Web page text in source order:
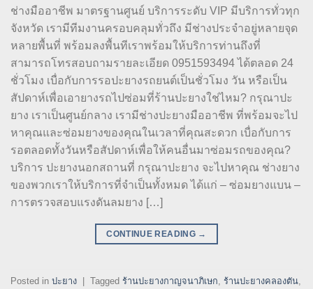
ช่างมืออาชีพ มาตรฐานศูนย์ บริการระดับ VIP มีบริการทั่วทุก
จังหวัด เรามีทีมงานครอบคลุมทั่วถึง มีช่างประจำอยู่หลายจุด
หลายพื้นที่ พร้อมลงพื้นทีเราพร้อมให้บริการท่านถึงที่
สามารถโทรสอบถามรายละเอียด 0951593494 ได้ตลอด 24
ชั่วโมง เบื่อกับการรอปะยางรถยนต์เป็นชั่วโมง วัน หรือเป็น
สัปดาห์เพื่อเอายางรถไปซ่อมที่ร้านปะยางใช่ไหม? กรุณาปะ
ยาง เราเป็นศูนย์กลาง เรามีช่างปะยางมืออาชีพ ที่พร้อมจะไป
หาคุณและซ่อมยางของคุณในเวลาที่คุณสะดวก เบื่อกับการ
รอตลอดทั้งวันหรือสัปดาห์เพื่อให้คนอื่นมาซ่อมรถของคุณ?
บริการ ปะยางนอกสถานที่ กรุณาปะยาง จะไปหาคุณ ช่างยาง
ของพวกเราให้บริการที่จำเป็นทั้งหมด ได้แก่ – ซ่อมยางแบน –
การตรวจสอบแรงดันลมยาง […]
CONTINUE READING →
Posted in ปะยาง Tagged ร้านปะยางกาญจนาภิเษก, ร้านปะยางคลองตัน,